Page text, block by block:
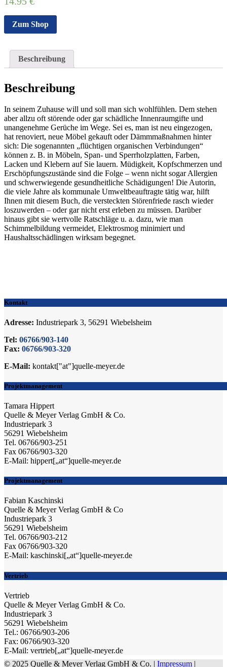
Zum Shop
Beschreibung
Beschreibung
In seinem Zuhause will und soll man sich wohlfühlen. Dem stehen
aber allzu oft störende oder gar schädliche Innenraumgifte und
unangenehme Gerüche im Wege. Sei es, man ist neu eingezogen,
hat renoviert, neue Möbel gekauft oder Dämmmaßnahmen hinter
sich: Die sogenannten „flüchtigen organischen Verbindungen“
können z. B. in Möbeln, Span- und Sperrholzplatten, Farben,
Lacken und Klebern auf Sie lauern. Müdigkeit, Kopfschmerzen und
Erschöpfungszustände sind die Folge – wenn nicht sogar Allergien
und schwerwiegende gesundheitliche Schädigungen! Die Autorin,
die viele Jahre als kommunale Umweltbeauftragte tätig war, hilft
Ihnen mit diesem Buch, die versteckten Störenfriede rasch wieder
loszuwerden – oder gar nicht erst erleben zu müssen. Darüber
hinaus gibt sie wertvolle Ratschläge u. a. dazu, wie man
Schimmelbildung vermeidet, Elektrosmog minimiert und
Haushaltsschädlingen wirksam begegnet.
Kontakt
Adresse: Industriepark 3, 56291 Wiebelsheim
Tel: 06766/903-140
Fax: 06766/903-320
E-Mail: kontakt["at"]quelle-meyer.de
Projektmanagement
Tamara Hippert
Quelle & Meyer Verlag GmbH & Co.
Industriepark 3
56291 Wiebelsheim
Tel. 06766/903-251
Fax 06766/903-320
E-Mail: hippert[„at“]quelle-meyer.de
Projektmanagement
Fabian Kaschinski
Quelle & Meyer Verlag GmbH & Co
Industriepark 3
56291 Wiebelsheim
Tel. 06766/903-212
Fax 06766/903-320
E-Mail: kaschinski[„at“]quelle-meyer.de
Vertrieb
Vertrieb
Quelle & Meyer Verlag GmbH & Co.
Industriepark 3
56291 Wiebelsheim
Tel.: 06766/903-206
Fax: 06766/903-320
E-Mail: vertrieb[„at“]quelle-meyer.de
© 2025 Quelle & Meyer Verlag GmbH & Co. | Impressum |